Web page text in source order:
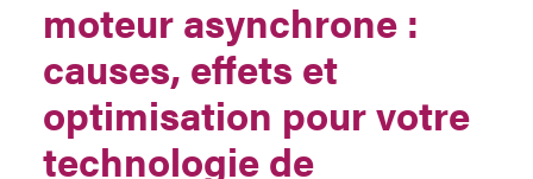
25462 Rellingen
+49 4101 7953-0
Ouvrir le chat
moteur asynchrone :
causes, effets et
optimisation pour votre
technologie de